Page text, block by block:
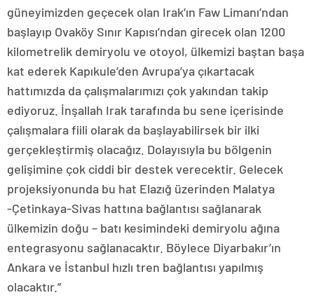
güneyimizden geçecek olan Irak’ın Faw Limanı’ndan
başlayıp Ovaköy Sınır Kapısı’ndan girecek olan 1200
kilometrelik demiryolu ve otoyol, ülkemizi baştan başa
kat ederek Kapıkule’den Avrupa’ya çıkartacak
hattımızda da çalışmalarımızı çok yakından takip
ediyoruz. İnşallah Irak tarafında bu sene içerisinde
çalışmalara fiili olarak da başlayabilirsek bir ilki
gerçekleştirmiş olacağız. Dolayısıyla bu bölgenin
gelişimine çok ciddi bir destek verecektir. Gelecek
projeksiyonunda bu hat Elazığ üzerinden Malatya
-Çetinkaya-Sivas hattına bağlantısı sağlanarak
ülkemizin doğu – batı kesimindeki demiryolu ağına
entegrasyonu sağlanacaktır. Böylece Diyarbakır’ın
Ankara ve İstanbul hızlı tren bağlantısı yapılmış
olacaktır.”